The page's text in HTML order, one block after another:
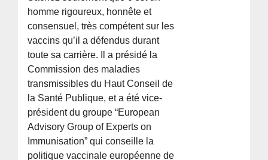
homme rigoureux, honnête et
consensuel, très compétent sur les
vaccins qu’il a défendus durant
toute sa carrière. Il a présidé la
Commission des maladies
transmissibles du Haut Conseil de
la Santé Publique, et a été vice-
président du groupe “European
Advisory Group of Experts on
Immunisation” qui conseille la
politique vaccinale européenne de